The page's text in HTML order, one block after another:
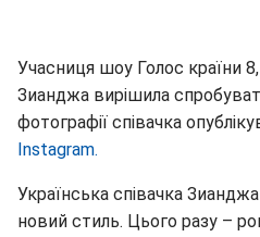
Учасниця шоу Голос країни
Зианджа вирішила
фотографії співачка
Instagram.
Українська співачка
новий стиль. Цього разу –